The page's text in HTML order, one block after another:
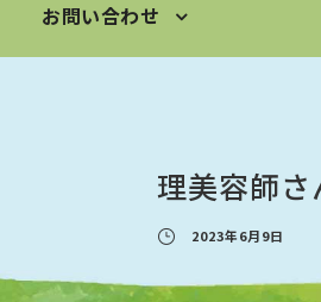
お問い合わせ
理美容師
2023年6月9日